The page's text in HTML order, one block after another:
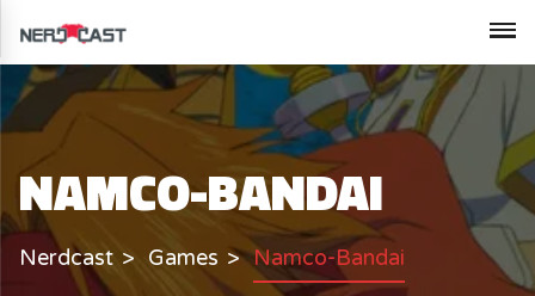
NAMCO-BANDAI
Nerdcast Games Namco-Bandai